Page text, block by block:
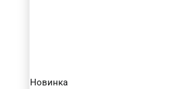
Новинка